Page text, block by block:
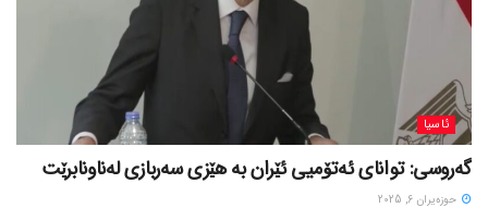
ئاسیا
گەروسی: توانای ئەتۆمیی ئێران بە هێزی سەربازی لەناونابرێت
حوزه‌یران 6, 2025